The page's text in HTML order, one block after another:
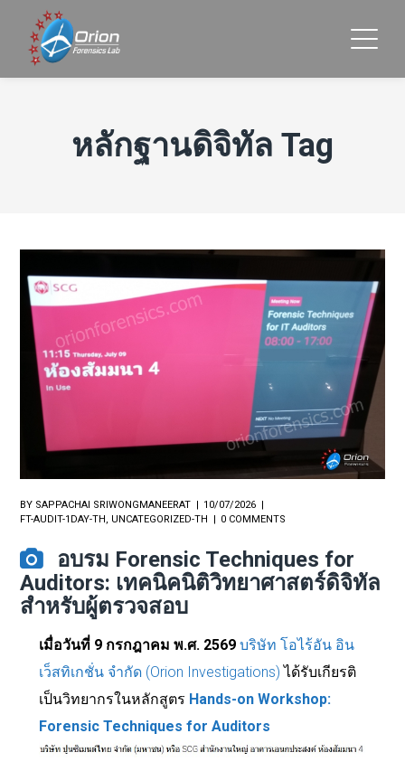
หลักฐานดิจิทัล Tag
BY SAPPACHAI SRIWONGMANEERAT
10/07/2026
FT-AUDIT-1DAY-TH , UNCATEGORIZED-TH 0 COMMENTS
อบรม Forensic Techniques for
Auditors: เทคนิคนิติวิทยาศาสตร์ดิจิทัล
สำหรับผู้ตรวจสอบ
เมื่อวันที่ 9 กรกฎาคม พ.ศ. 2569 บริษัท โอไร้อัน อิน
เว็สทิเกชั่น จำกัด (Orion Investigations) ได้รับเกียรติ
เป็นวิทยากรในหลักสูตร Hands-on Workshop:
Forensic Techniques for Auditors